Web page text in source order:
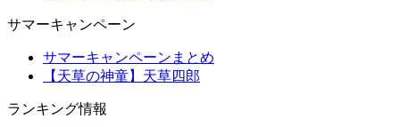
サマーキャンペーン
サマーキャンペーンまとめ
【天草の神童】天草四郎
ランキング情報